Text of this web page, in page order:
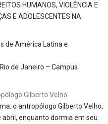
HUMANOS, VIOLÊNCIA E
E ADOLESCENTES NA
de América Latina e
de Janeiro – Campus
Gilberto Velho
o antropólogo Gilberto Velho,
enquanto dormia em seu